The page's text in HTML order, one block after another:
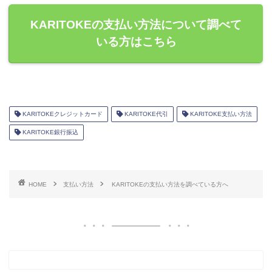
KARITOKEの支払い方法について調べて
いる方はこちら
KARITOKEクレジットカード KARITOKE代引 KARITOKE支払い方法
KARITOKE銀行振込
HOME 支払い方法 KARITOKEの支払い方法を調べている方へ